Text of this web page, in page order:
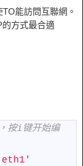
TO能訪問互聯網。
的方式最合適
按i键开始编